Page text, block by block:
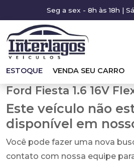
Seg a sex - 8h às 18h |
ESTOQUE VENDA SEU CARRO
Ford Fiesta 1.6 16V
Este veículo não
disponível em
Você pode fazer uma nova
contato com nossa equipe